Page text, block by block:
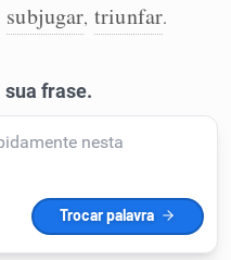
subjugar, triunfar.